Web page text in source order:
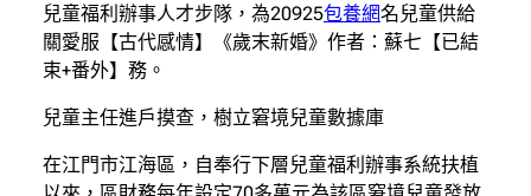
兒童福利辦事人才步隊，為20925包養網名兒童供給
關愛服【古代感情】《歲末新婚》作者：蘇七【已結
束+番外】務。
兒童主任進戶摸查，樹立窘境兒童數據庫
在江門市江海區，自奉行下層兒童福利辦事系統扶植